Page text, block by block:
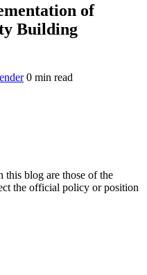
of
Building
0 min read
this blog are those of the
the official policy or position